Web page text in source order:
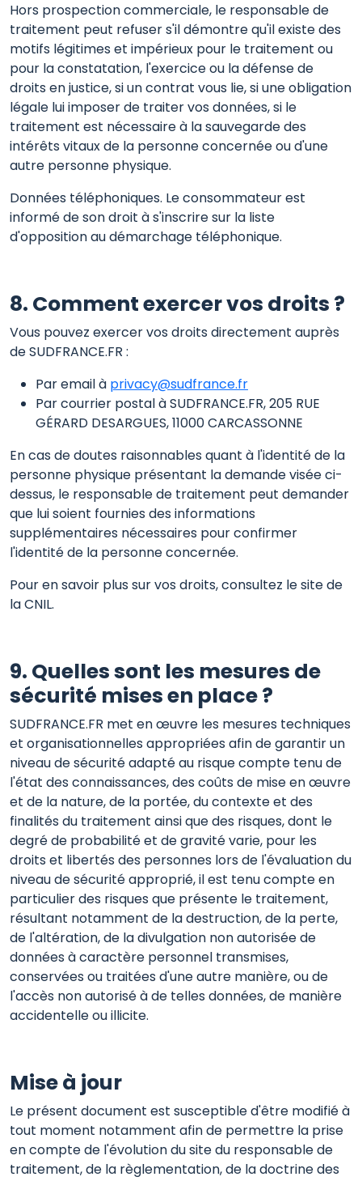
Hors prospection commerciale, le responsable de
traitement peut refuser s'il démontre qu'il existe des
motifs légitimes et impérieux pour le traitement ou
pour la constatation, l'exercice ou la défense de
droits en justice, si un contrat vous lie, si une obligation
légale lui imposer de traiter vos données, si le
traitement est nécessaire à la sauvegarde des
intérêts vitaux de la personne concernée ou d'une
autre personne physique.
Données téléphoniques. Le consommateur est
informé de son droit à s'inscrire sur la liste
d'opposition au démarchage téléphonique.
8. Comment exercer vos droits ?
Vous pouvez exercer vos droits directement auprès
de SUDFRANCE.FR :
Par email à privacy@sudfrance.fr
Par courrier postal à SUDFRANCE.FR, 205 RUE
GÉRARD DESARGUES, 11000 CARCASSONNE
En cas de doutes raisonnables quant à l'identité de la
personne physique présentant la demande visée ci-
dessus, le responsable de traitement peut demander
que lui soient fournies des informations
supplémentaires nécessaires pour confirmer
l'identité de la personne concernée.
Pour en savoir plus sur vos droits, consultez le site de
la CNIL.
9. Quelles sont les mesures de
sécurité mises en place ?
SUDFRANCE.FR met en œuvre les mesures techniques
et organisationnelles appropriées afin de garantir un
niveau de sécurité adapté au risque compte tenu de
l'état des connaissances, des coûts de mise en œuvre
et de la nature, de la portée, du contexte et des
finalités du traitement ainsi que des risques, dont le
degré de probabilité et de gravité varie, pour les
droits et libertés des personnes lors de l'évaluation du
niveau de sécurité approprié, il est tenu compte en
particulier des risques que présente le traitement,
résultant notamment de la destruction, de la perte,
de l'altération, de la divulgation non autorisée de
données à caractère personnel transmises,
conservées ou traitées d'une autre manière, ou de
l'accès non autorisé à de telles données, de manière
accidentelle ou illicite.
Mise à jour
Le présent document est susceptible d'être modifié à
tout moment notamment afin de permettre la prise
en compte de l'évolution du site du responsable de
traitement, de la règlementation, de la doctrine des